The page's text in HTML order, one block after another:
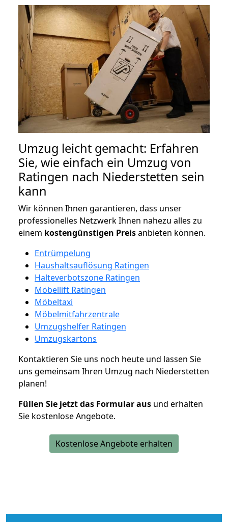
Umzug leicht gemacht: Erfahren
Sie, wie einfach ein Umzug von
Ratingen nach Niederstetten sein
kann
Wir können Ihnen garantieren, dass unser
professionelles Netzwerk Ihnen nahezu alles zu
einem kostengünstigen Preisanbieten können.
Entrümpelung
Haushaltsauflösung Ratingen
Halteverbotszone Ratingen
Möbellift Ratingen
Möbeltaxi
Möbelmitfahrzentrale
Umzugshelfer Ratingen
Umzugskartons
Kontaktieren Sie uns noch heute und lassen Sie
uns gemeinsam Ihren Umzug nach Niederstetten
planen!
Füllen Sie jetzt das Formular aus und erhalten
Sie kostenlose Angebote.
Kostenlose Angebote erhalten